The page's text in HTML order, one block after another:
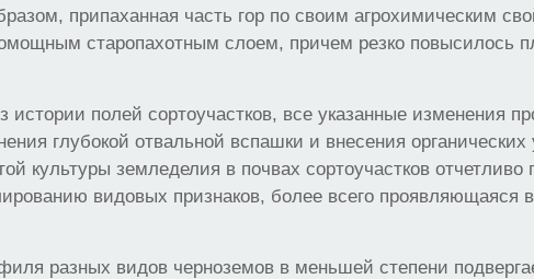
припаханная часть гор по своим агрохимическим
старопахотным слоем, причем резко повысилось
истории полей сортоучастков, все указанные изменения
глубокой отвальной вспашки и внесения органических
культуры земледелия в почвах сортоучастков отчетливо
видовых признаков, более всего проявляющаяся
разных видов черноземов в меньшей степени